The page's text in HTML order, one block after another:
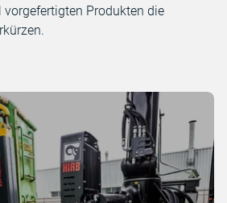
Produkten die